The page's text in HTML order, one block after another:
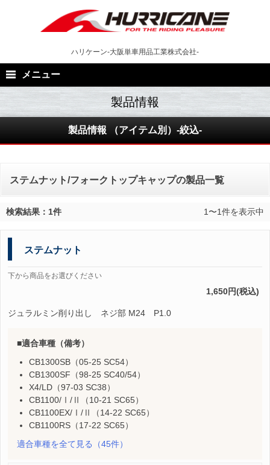
ハリケーン-大阪単車用品工業株式会社-
メニュー
製品情報 （アイテム別）-絞込-
ステムナット/フォークトップキャップの製品一覧
検索結果：1件 1〜1件を表示中
ステムナット
下から商品をお選びください
1,650円(税込)
ジュラルミン削り出し ネジ部 M24 P1.0
適合車種（備考）
CB1300SB（05-25 SC54）
CB1300SF（98-25 SC40/54）
X4/LD（97-03 SC38）
CB1100/Ⅰ/Ⅱ（10-21 SC65）
CB1100EX/Ⅰ/Ⅱ（14-22 SC65）
CB1100RS（17-22 SC65）
適合車種を全て見る
（45件）